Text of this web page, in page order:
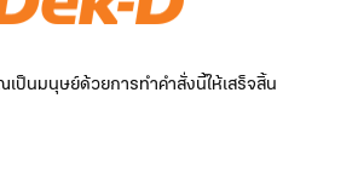
ป็นมนุษย์ด้วยการทำคำสั่งนี้ให้เสร็จสิ้น